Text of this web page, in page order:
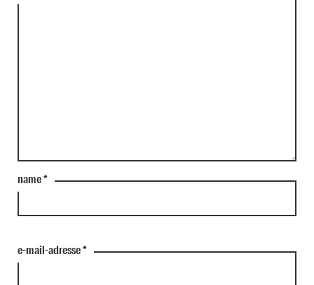
name*
e-mail-adresse*